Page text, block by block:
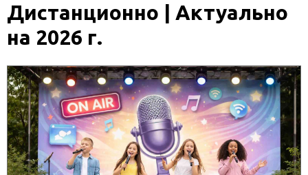
Дистанционно | Актуально
на 2026 г.